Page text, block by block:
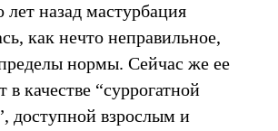
лет назад мастурбация
как нечто неправильное,
нормы. Сейчас же ее
в качестве “суррогатной
доступной взрослым и